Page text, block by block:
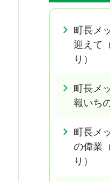
町長メ
迎えて
り）
町長メ
報いち
町長メ
の偉業
り）